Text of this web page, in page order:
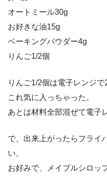
オートミール30g
お好きな油15g
ベーキングパウダー4g
りんご1/2個
りんご1/2個は電子レンジで
これ気に入っちゃった。
あとは材料全部混ぜて電子
で、出来上がったらフライ
い。
お好みで、メイプルシロッ